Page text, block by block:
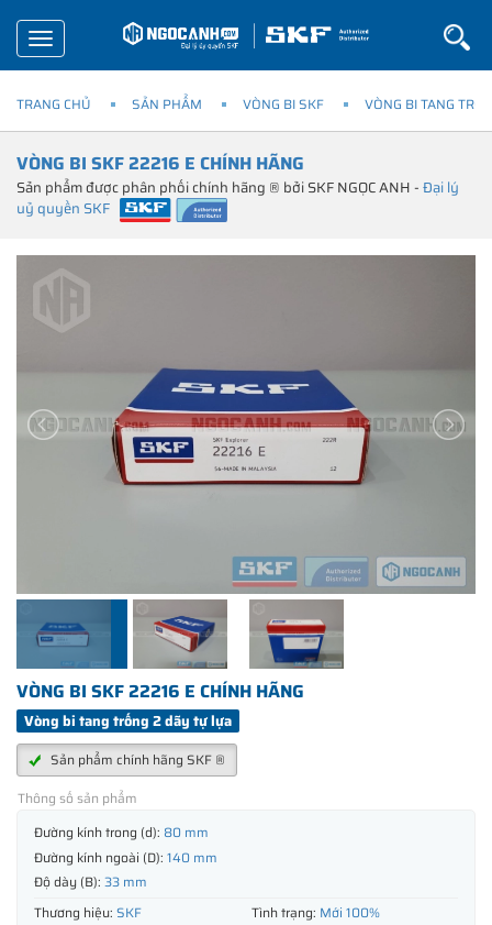
Toggle
navigation
TRANG CHỦ SẢN PHẨM VÒNG BI SKF VÒNG BI TANG
VÒNG BI SKF 22216 E CHÍNH HÃNG
Sản phẩm được phân phối chính hãng ® bởi SKF NGỌC ANH -Đại lý
uỷ quyền SKF
VÒNG BI SKF 22216 E CHÍNH HÃNG
Vòng bi tang trống 2 dãy tự lựa
Sản phẩm chính hãng SKF ®
Thông số sản phẩm
Đường kính trong (d): 80 mm
Đường kính ngoài (D): 140 mm
Độ dày (B): 33 mm
Thương hiệu: SKF Tình trạng: Mới 100%